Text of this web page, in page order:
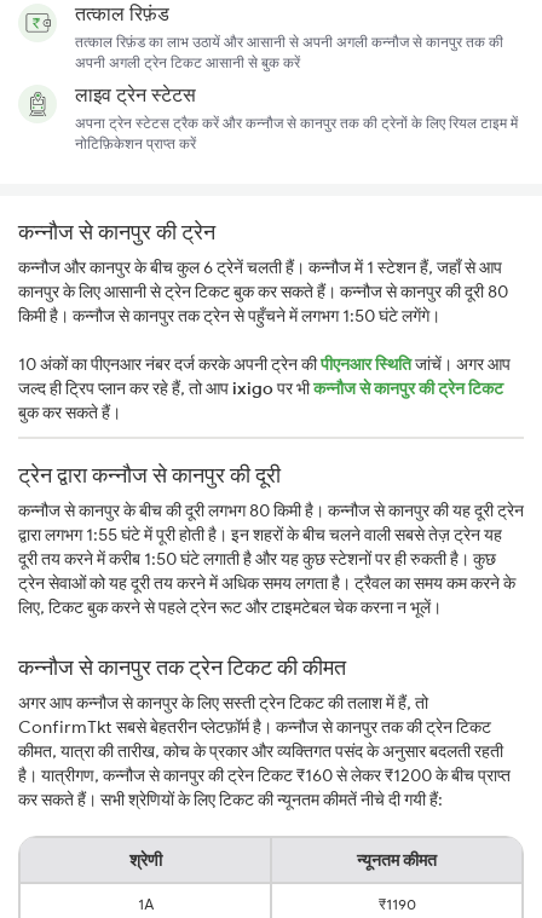
तत्काल रिफ़ंड
तत्काल रिफ़ंड का लाभ उठायें और आसानी से अपनी अगली कन्नौज से कानपुर तक की
अपनी अगली ट्रेन टिकट आसानी से बुक करें
लाइव ट्रेन स्टेटस
अपना ट्रेन स्टेटस ट्रैक करें और कन्नौज से कानपुर तक की ट्रेनों के लिए रियल टाइम में
नोटिफ़िकेशन प्राप्त करें
कन्नौज से कानपुर की ट्रेन
कन्नौज और कानपुर के बीच कुल 6 ट्रेनें चलती हैं। कन्नौज में 1 स्टेशन हैं, जहाँ से आप
कानपुर के लिए आसानी से ट्रेन टिकट बुक कर सकते हैं। कन्नौज से कानपुर की दूरी 80
किमी है। कन्नौज से कानपुर तक ट्रेन से पहुँचने में लगभग 1:50 घंटे लगेंगे।
10 अंकों का पीएनआर नंबर दर्ज करके अपनी ट्रेन कीपीएनआर स्थितिजांचें। अगर आप
जल्द ही ट्रिप प्लान कर रहे हैं, तो आपixigoपर भीकन्नौज से कानपुर की ट्रेन टिकट
बुक कर सकते हैं।
ट्रेन द्वारा कन्नौज से कानपुर की दूरी
कन्नौज से कानपुर के बीच की दूरी लगभग 80 किमी है। कन्नौज से कानपुर की यह दूरी ट्रेन
द्वारा लगभग 1:55 घंटे में पूरी होती है। इन शहरों के बीच चलने वाली सबसे तेज़ ट्रेन यह
दूरी तय करने में करीब 1:50 घंटे लगाती है और यह कुछ स्टेशनों पर ही रुकती है। कुछ
ट्रेन सेवाओं को यह दूरी तय करने में अधिक समय लगता है। ट्रैवल का समय कम करने के
लिए, टिकट बुक करने से पहले ट्रेन रूट और टाइमटेबल चेक करना न भूलें।
कन्नौज से कानपुर तक ट्रेन टिकट की कीमत
अगर आप कन्नौज से कानपुर के लिए सस्ती ट्रेन टिकट की तलाश में हैं, तो
ConfirmTkt सबसे बेहतरीन प्लेटफ़ॉर्म है। कन्नौज से कानपुर तक की ट्रेन टिकट
कीमत, यात्रा की तारीख, कोच के प्रकार और व्यक्तिगत पसंद के अनुसार बदलती रहती
है। यात्रीगण, कन्नौज से कानपुर की ट्रेन टिकट ₹160 से लेकर ₹1200 के बीच प्राप्त
कर सकते हैं। सभी श्रेणियों के लिए टिकट की न्यूनतम कीमतें नीचे दी गयी हैं:
श्रेणी न्यूनतम कीमत
1A ₹1190